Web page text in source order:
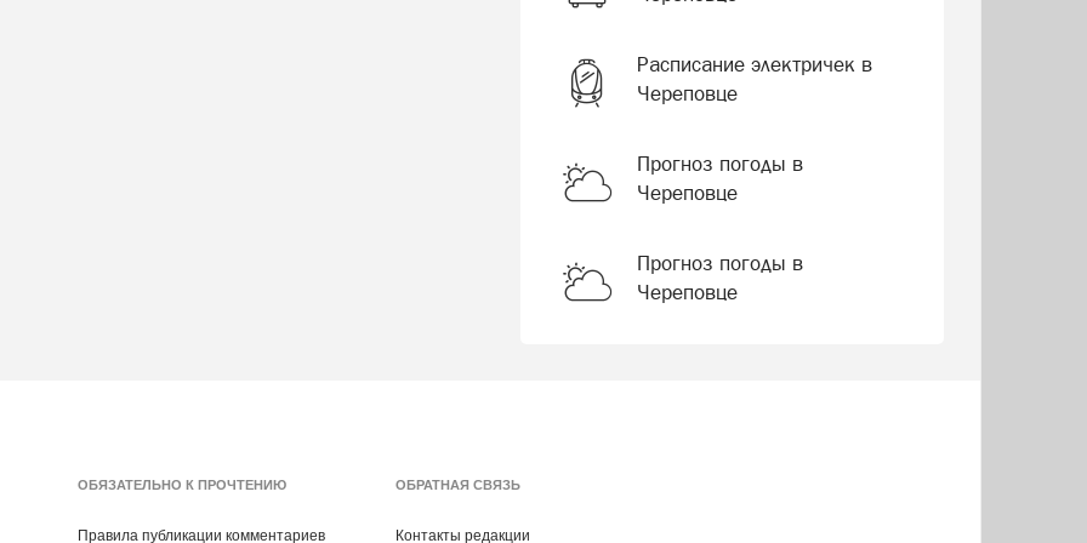
Расписание электричек в
Череповце
Прогноз погоды в
Череповце
Прогноз погоды в
Череповце
ОБЯЗАТЕЛЬНО К ПРОЧТЕНИЮ
Правила публикации комментариев
ОБРАТНАЯ СВЯЗЬ
Контакты редакции